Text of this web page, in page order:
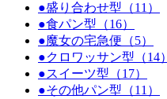
●盛り合わせ型（11）
●食パン型（16）
●魔女の宅急便（5）
●クロワッサン型（14）
●スイーツ型（17）
●その他パン型（11）